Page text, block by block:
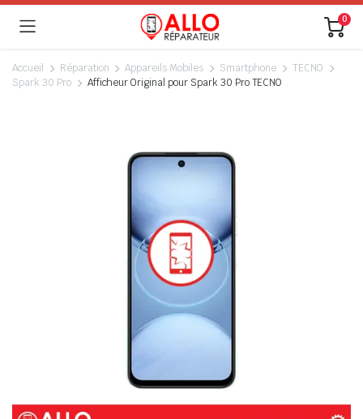
0
Accueil Réparation Appareils Mobiles Smartphone
TECNO
Spark 30 Pro
Afficheur Original pour Spark 30 Pro TECNO